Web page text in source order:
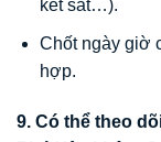
két sắt…).
Chốt ngày giờ
hợp.
9. Có thể theo